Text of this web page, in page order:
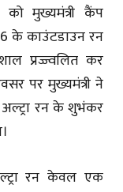
को मुख्यमंत्री कैंप
के काउंटडाउन रन
प्रज्ज्वलित कर
पर मुख्यमंत्री ने
अल्ट्रा रन के शुभंकर
रन केवल एक